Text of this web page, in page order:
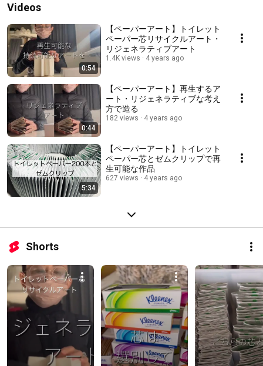
Videos
0:54
【ペーパーアート】トイレット
ペーパー芯リサイクルアート・
リジェネラティブアート
1.4K views 4 years ago
0:44
【ペーパーアート】再生するア
ート・リジェネラティブな考え
方で造る
182 views 4 years ago
5:34
【ペーパーアート】トイレット
ペーパー芯とゼムクリップで再
生可能な作品
627 views 4 years ago
Shorts